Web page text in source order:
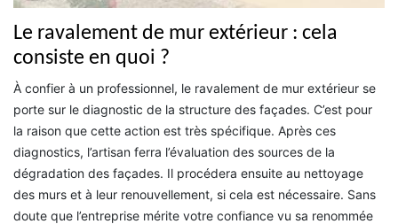
Le ravalement de mur extérieur : cela
consiste en quoi ?
À confier à un professionnel, le ravalement de mur extérieur se
porte sur le diagnostic de la structure des façades. C’est pour
la raison que cette action est très spécifique. Après ces
diagnostics, l’artisan ferra l’évaluation des sources de la
dégradation des façades. Il procédera ensuite au nettoyage
des murs et à leur renouvellement, si cela est nécessaire. Sans
doute que l’entreprise mérite votre confiance vu sa renommée